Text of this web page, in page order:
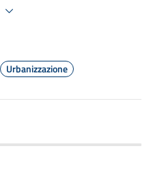
Urbanizzazione